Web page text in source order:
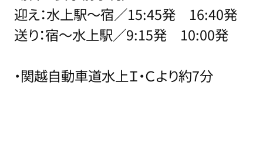
迎え：水上駅～宿／15:45発 16:40発
送り：宿～水上駅／9:15発 10:00発
・関越自動車道水上Ｉ・Ｃより約7分